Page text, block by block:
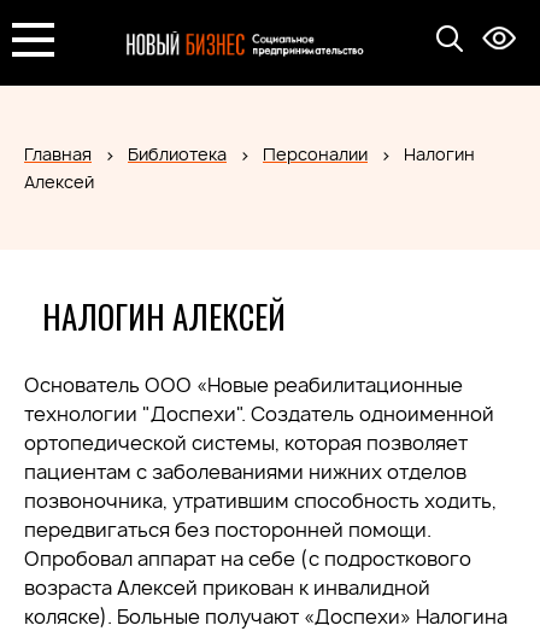
Главная Библиотека Персоналии
Налогин
Алексей
НАЛОГИН АЛЕКСЕЙ
Основатель ООО «Новые реабилитационные
технологии "Доспехи". Создатель одноименной
ортопедической системы, которая позволяет
пациентам с заболеваниями нижних отделов
позвоночника, утратившим способность ходить,
передвигаться без посторонней помощи.
Опробовал аппарат на себе (с подросткового
возраста Алексей прикован к инвалидной
коляске). Больные получают «Доспехи» Налогина